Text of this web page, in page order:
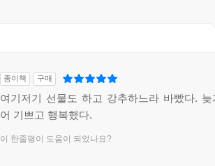
종이책 구매
여기저기 선물도 하고 강추하느라 바빴다.
어 기쁘고 행복했다.
이 한줄평이 도움이 되었나요?